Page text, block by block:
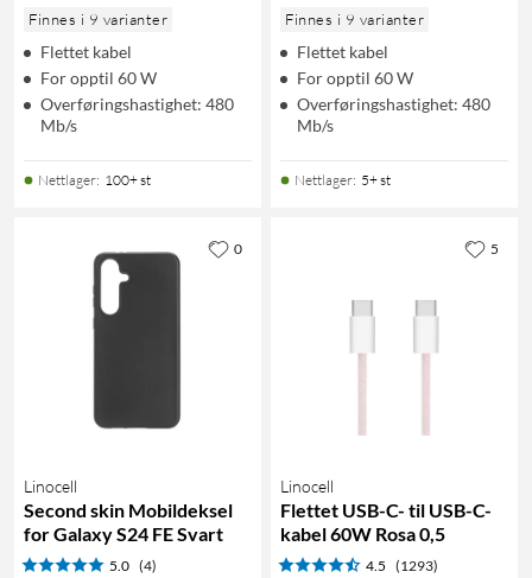
Finnes i 9 varianter
Flettet kabel
For opptil 60 W
Overføringshastighet: 480
Mb/s
Nettlager: 100+ st
Finnes i 9 varianter
Flettet kabel
For opptil 60 W
Overføringshastighet: 480
Mb/s
Nettlager: 5+ st
Linocell
Second skin Mobildeksel
for Galaxy S24 FE Svart
5.0 (4)
0
Linocell
Flettet USB-C- til USB-C-
kabel 60W Rosa 0,5
4.5 (1293)
5